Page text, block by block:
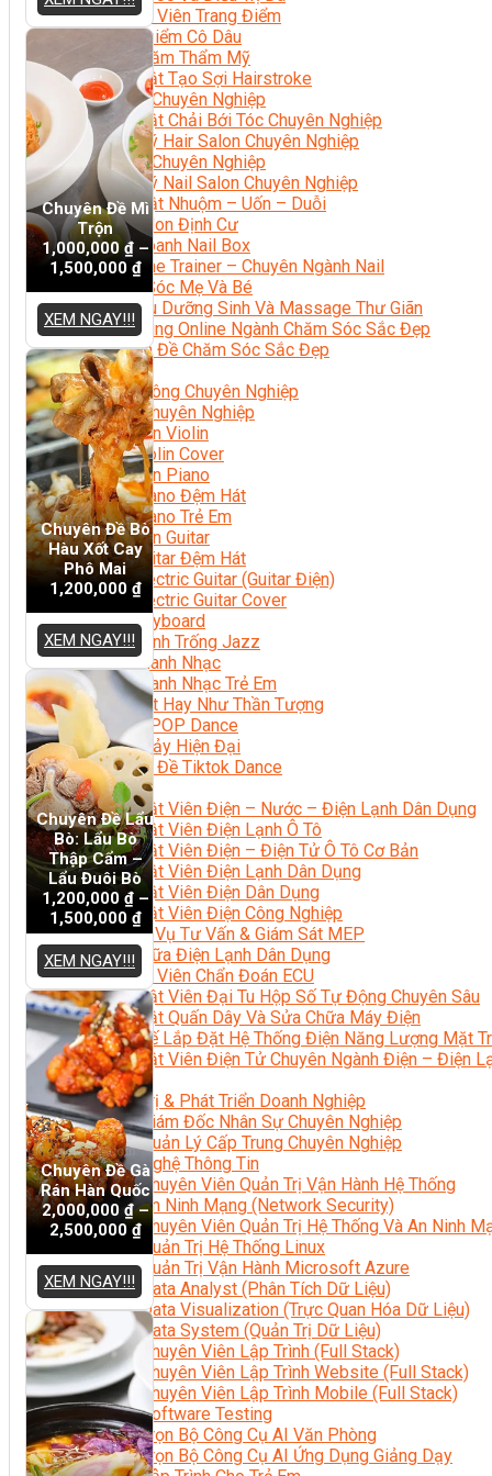
Chuyên Viên Trang Điểm
Trang Điểm Cô Dâu
Phun Xăm Thẩm Mỹ
Kỹ Thuật Tạo Sợi Hairstroke
Barber Chuyên Nghiệp
Kỹ Thuật Chải Bới Tóc Chuyên Nghiệp
Quản Lý Hair Salon Chuyên Nghiệp
Nối Mi Chuyên Nghiệp
Quản Lý Nail Salon Chuyên Nghiệp
Kỹ Thuật Nhuộm – Uốn – Duỗi
Nail Salon Định Cư
Kinh Doanh Nail Box
Train The Trainer – Chuyên Ngành Nail
Chăm Sóc Mẹ Và Bé
Gội Đầu Dưỡng Sinh Và Massage Thư Giãn
Marketing Online Ngành Chăm Sóc Sắc Đẹp
Chuyên Đề Chăm Sóc Sắc Đẹp
Âm Nhạc
Nhạc Công Chuyên Nghiệp
Ca Sĩ Chuyên Nghiệp
Học Đàn Violin
Học Violin Cover
Học Đàn Piano
Học Piano Đệm Hát
Học Piano Trẻ Em
Học Đàn Guitar
Học Guitar Đệm Hát
Học Electric Guitar (Guitar Điện)
Học Electric Guitar Cover
Học Keyboard
Học Đánh Trống Jazz
Học Thanh Nhạc
Học Thanh Nhạc Trẻ Em
Học Hát Hay Như Thần Tượng
Học K-POP Dance
Học Nhảy Hiện Đại
Chuyên Đề Tiktok Dance
Kỹ Thuật – Công Nghệ
Kỹ Thuật Viên Điện – Nước – Điện Lạnh Dân Dụng
Kỹ Thuật Viên Điện Lạnh Ô Tô
Kỹ Thuật Viên Điện – Điện Tử Ô Tô Cơ Bản
Kỹ Thuật Viên Điện Lạnh Dân Dụng
Kỹ Thuật Viên Điện Dân Dụng
Kỹ Thuật Viên Điện Công Nghiệp
Nghiệp Vụ Tư Vấn & Giám Sát MEP
Sửa Chữa Điện Lạnh Dân Dụng
Chuyên Viên Chẩn Đoán ECU
Kỹ Thuật Viên Đại Tu Hộp Số Tự Động Chuyên Sâu
Kỹ Thuật Quấn Dây Và Sửa Chữa Máy Điện
Thiết Kế Lắp Đặt Hệ Thống Điện Năng Lượng Mặt
Kỹ Thuật Viên Điện Tử Chuyên Ngành Điện – Điện
Ngành Khác
Quản Trị & Phát Triển Doanh Nghiệp
Giám Đốc Nhân Sự Chuyên Nghiệp
Quản Lý Cấp Trung Chuyên Nghiệp
Công Nghệ Thông Tin
Chuyên Viên Quản Trị Vận Hành Hệ Thống
An Ninh Mạng (Network Security)
Chuyên Viên Quản Trị Hệ Thống Và An Ninh
Quản Trị Hệ Thống Linux
Quản Trị Vận Hành Microsoft Azure
Data Analyst (Phân Tích Dữ Liệu)
Data Visualization (Trực Quan Hóa Dữ Liệu)
Data System (Quản Trị Dữ Liệu)
Chuyên Viên Lập Trình (Full Stack)
Chuyên Viên Lập Trình Website (Full Stack)
Chuyên Viên Lập Trình Mobile (Full Stack)
Software Testing
Trọn Bộ Công Cụ AI Văn Phòng
Trọn Bộ Công Cụ AI Ứng Dụng Giảng Dạy
Chuyên Đề Mì
Trộn
1,000,000₫–
1,500,000 ₫
XEM NGAY!!!
Chuyên Đề Bò
Hàu Xốt Cay
Phô Mai
1,200,000 ₫
XEM NGAY!!!
Chuyên Đề Lẩu
Bò: Lẩu Bò
Thập Cẩm –
Lẩu Đuôi Bò
1,200,000 ₫–
1,500,000 ₫
XEM NGAY!!!
Chuyên Đề Gà
Rán Hàn Quốc
2,000,000 ₫–
2,500,000 ₫
XEM NGAY!!!